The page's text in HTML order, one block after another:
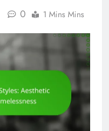
0 1 Mins Mins